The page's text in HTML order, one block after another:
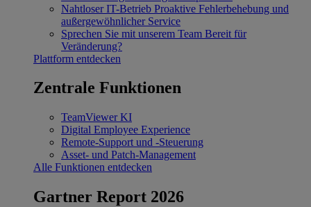
Nahtloser IT-Betrieb Proaktive Fehlerbehebung und
außergewöhnlicher Service
Sprechen Sie mit unserem Team Bereit für
Veränderung?
Plattform entdecken
Zentrale Funktionen
TeamViewer KI
Digital Employee Experience
Remote-Support und -Steuerung
Asset- und Patch-Management
Alle Funktionen entdecken
Gartner Report 2026